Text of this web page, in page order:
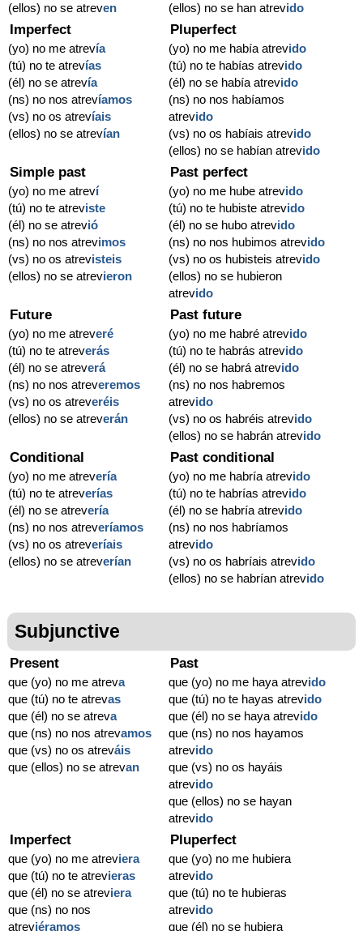
(ellos) no se atreven
(ellos) no se han atrevido
Imperfect
(yo) no me atrevía
(tú) no te atrevías
(él) no se atrevía
(ns) no nos atrevíamos
(vs) no os atrevíais
(ellos) no se atrevían
Pluperfect
(yo) no me había atrevido
(tú) no te habías atrevido
(él) no se había atrevido
(ns) no nos habíamos
atrevido
(vs) no os habíais atrevido
(ellos) no se habían atrevido
Simple past
(yo) no me atreví
(tú) no te atreviste
(él) no se atrevió
(ns) no nos atrevimos
(vs) no os atrevisteis
(ellos) no se atrevieron
Past perfect
(yo) no me hube atrevido
(tú) no te hubiste atrevido
(él) no se hubo atrevido
(ns) no nos hubimos atrevido
(vs) no os hubisteis atrevido
(ellos) no se hubieron
atrevido
Future
(yo) no me atreveré
(tú) no te atreverás
(él) no se atreverá
(ns) no nos atreveremos
(vs) no os atreveréis
(ellos) no se atreverán
Past future
(yo) no me habré atrevido
(tú) no te habrás atrevido
(él) no se habrá atrevido
(ns) no nos habremos
atrevido
(vs) no os habréis atrevido
(ellos) no se habrán atrevido
Conditional
(yo) no me atrevería
(tú) no te atreverías
(él) no se atrevería
(ns) no nos atreveríamos
(vs) no os atreveríais
(ellos) no se atreverían
Past conditional
(yo) no me habría atrevido
(tú) no te habrías atrevido
(él) no se habría atrevido
(ns) no nos habríamos
atrevido
(vs) no os habríais atrevido
(ellos) no se habrían atrevido
Subjunctive
Present
que (yo) no me atreva
que (tú) no te atrevas
que (él) no se atreva
que (ns) no nos atrevamos
que (vs) no os atreváis
que (ellos) no se atrevan
Past
que (yo) no me haya atrevido
que (tú) no te hayas atrevido
que (él) no se haya atrevido
que (ns) no nos hayamos
atrevido
que (vs) no os hayáis
atrevido
que (ellos) no se hayan
atrevido
Imperfect
que (yo) no me atreviera
que (tú) no te atrevieras
que (él) no se atreviera
que (ns) no nos
atreviéramos
Pluperfect
que (yo) no me hubiera
atrevido
que (tú) no te hubieras
atrevido
que (él) no se hubiera